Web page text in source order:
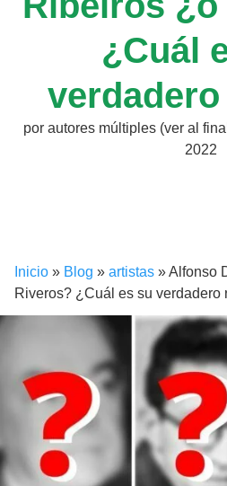
¿Cuál
por autores múltiples (ver al
2022
Inicio » Blog » artistas »Alfonso
Riveros? ¿Cuál es su verdadero